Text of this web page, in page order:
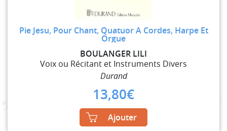
Pie Jesu, Pour Chant, Quatuor A Cordes, Harpe Et
Orgue
BOULANGER LILI
Voix ou Récitant et Instruments Divers
Durand
13,80€
Ajouter